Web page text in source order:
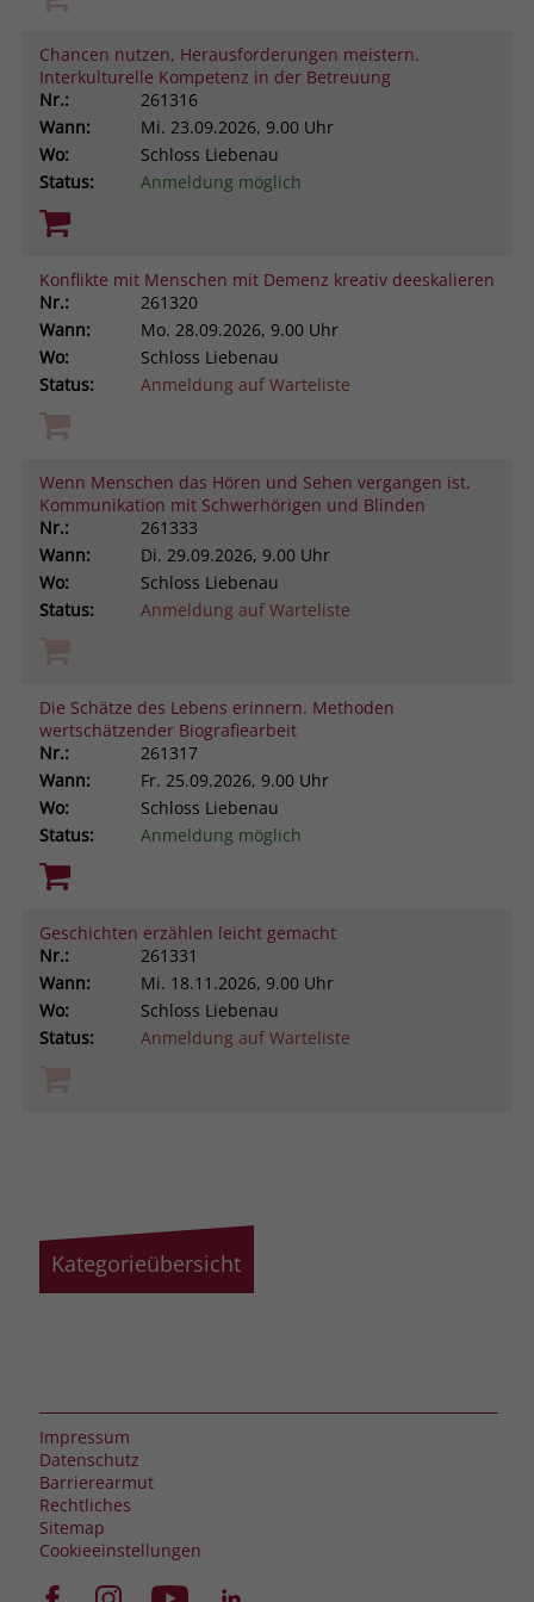
Chancen nutzen, Herausforderungen meistern.
Interkulturelle Kompetenz in der Betreuung
Nr.:
261316
Wann:
Mi. 23.09.2026, 9.00 Uhr
Wo:
Schloss Liebenau
Status:
Anmeldung möglich
Konflikte mit Menschen mit Demenz kreativ deeskalieren
Nr.:
261320
Wann:
Mo. 28.09.2026, 9.00 Uhr
Wo:
Schloss Liebenau
Status:
Anmeldung auf Warteliste
Wenn Menschen das Hören und Sehen vergangen ist.
Kommunikation mit Schwerhörigen und Blinden
Nr.:
261333
Wann:
Di. 29.09.2026, 9.00 Uhr
Wo:
Schloss Liebenau
Status:
Anmeldung auf Warteliste
Die Schätze des Lebens erinnern. Methoden
wertschätzender Biografiearbeit
Nr.:
261317
Wann:
Fr. 25.09.2026, 9.00 Uhr
Wo:
Schloss Liebenau
Status:
Anmeldung möglich
Geschichten erzählen leicht gemacht
Nr.:
261331
Wann:
Mi. 18.11.2026, 9.00 Uhr
Wo:
Schloss Liebenau
Status:
Anmeldung auf Warteliste
Kategorieübersicht
Impressum
Datenschutz
Barrierearmut
Rechtliches
Sitemap
Cookieeinstellungen
Name PHPSESSID
Anbieter stiftung-liebenau.de
Laufzeit Session
Zweck
Zweck
exklusiv für diese Website zu speichern.
Dadurch wird gewährleistet, dass
Aktionen, die bei späteren Besuchen
derselben Website durchgeführt
werden, mit derselben
Benutzerkennung verknüpft werden.
Anbieter www.clarity.ms
Laufzeit 1 Jahr
Sitzungsaufzeichnung
zusammenzufassen.